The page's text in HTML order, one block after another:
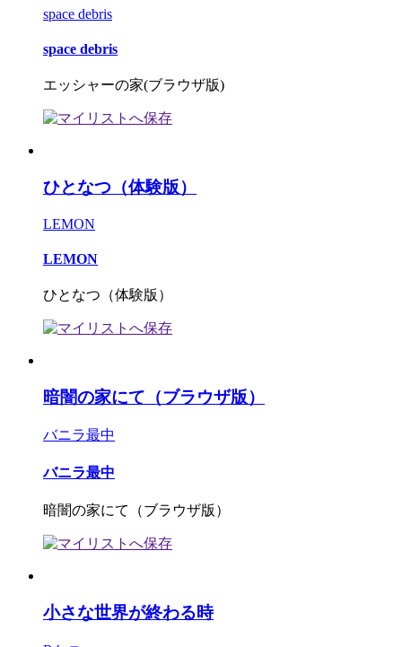
space debris
space debris
エッシャーの家(ブラウザ版)
ひとなつ（体験版）
LEMON
LEMON
ひとなつ（体験版）
暗闇の家にて（ブラウザ版）
バニラ最中
バニラ最中
暗闇の家にて（ブラウザ版）
小さな世界が終わる時